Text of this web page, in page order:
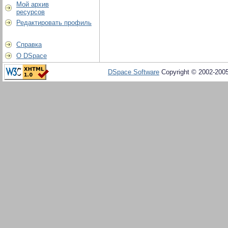
Мой архив
ресурсов
Редактировать профиль
Справка
О DSpace
DSpace Software Copyright © 2002-